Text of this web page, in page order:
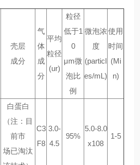
壳层
成分
气
体
成
分
平均
粒径
(ur)
粒径
低于1
0
μm微
泡比
例
微泡浓
度
(particl
es/mL)
使用
时间
(Mi
n)
白蛋白
（注：目
前市
场已淘汰
C3
F8
3.0-
4.5
95%
5.0-8.0
x108
1-5